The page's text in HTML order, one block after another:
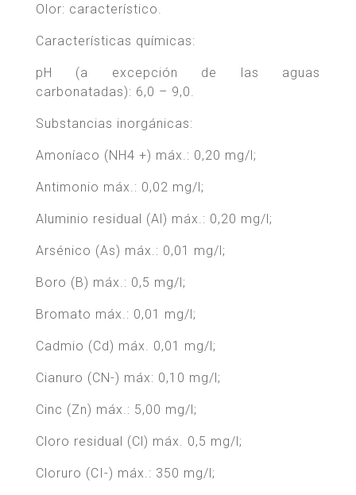
Olor: característico.
Características químicas:
pH (a excepción de las aguas
carbonatadas): 6,0 – 9,0.
Substancias inorgánicas:
Amoníaco (NH4 +) máx.: 0,20 mg/l;
Antimonio máx.: 0,02 mg/l;
Aluminio residual (Al) máx.: 0,20 mg/l;
Arsénico (As) máx.: 0,01 mg/l;
Boro (B) máx.: 0,5 mg/l;
Bromato máx.: 0,01 mg/l;
Cadmio (Cd) máx. 0,01 mg/l;
Cianuro (CN-) máx: 0,10 mg/l;
Cinc (Zn) máx.: 5,00 mg/l;
Cloro residual (Cl) máx. 0,5 mg/l;
Cloruro (CI-) máx.: 350 mg/l;